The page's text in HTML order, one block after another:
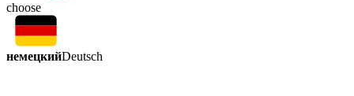
choose
немецкийDeutsch